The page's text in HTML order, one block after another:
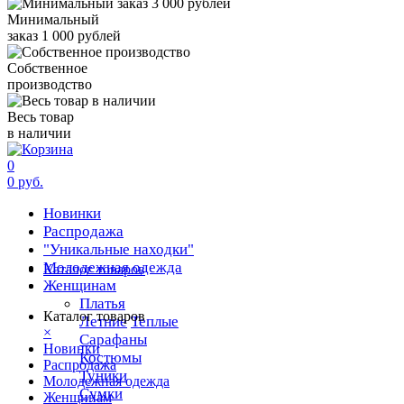
Минимальный
заказ 1 000 рублей
Собственное
производство
Весь товар
в наличии
0
0 руб.
Новинки
Распродажа
"Уникальные находки"
Молодежная одежда
Женщинам
Платья
Летние Теплые
Сарафаны
Костюмы
Туники
Сумки
Каталог товаров
Каталог товаров
×
Новинки
Распродажа
Молодежная одежда
Женщинам